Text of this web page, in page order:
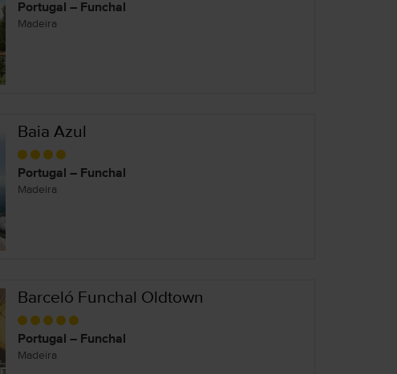
Portugal – Funchal
Madeira
Baia Azul
Portugal – Funchal
Madeira
Barceló Funchal Oldtown
Portugal – Funchal
Madeira